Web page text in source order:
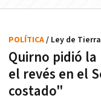
Quirno pidió
el revés en el
costado"
POLÍTICA/ Ley de